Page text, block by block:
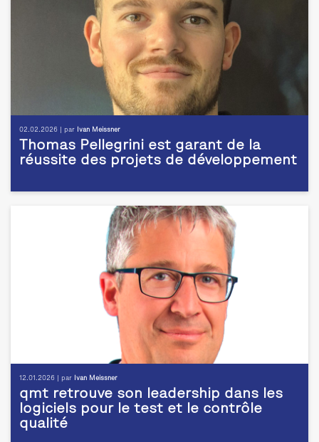
02.02.2026 | par Ivan Meissner
Thomas Pellegrini est garant de la
réussite des projets de développement
12.01.2026 | par Ivan Meissner
qmt retrouve son leadership dans les
logiciels pour le test et le contrôle
qualité